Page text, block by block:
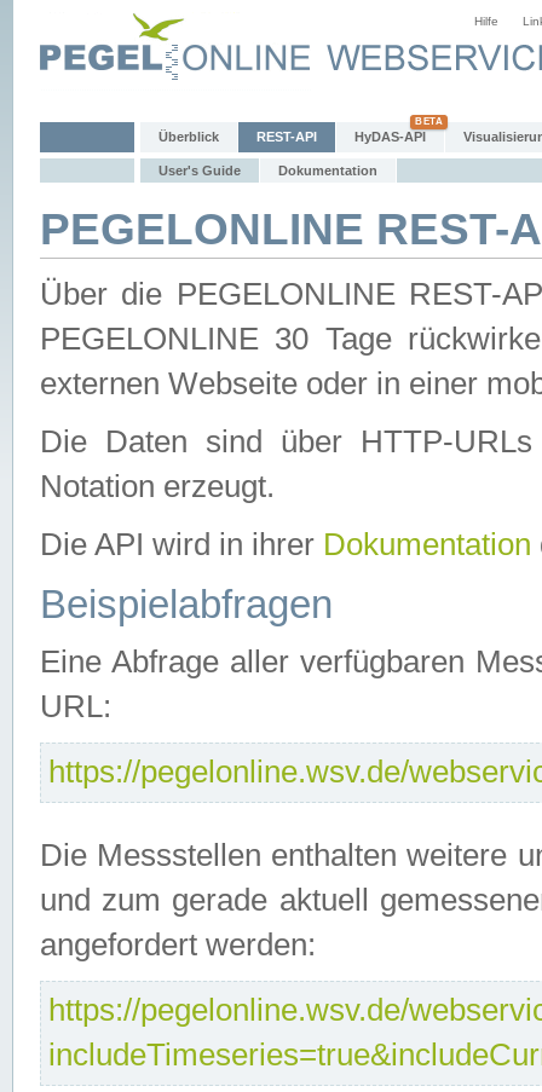
Hilfe
Überblick REST-API HyDAS-API
User's Guide Dokumentation
PEGELONLINE REST-
Über die PEGELONLINE REST-
PEGELONLINE 30 Tage
externen Webseite oder in einer
Die Daten sind über HTTP-
Notation erzeugt.
Die API wird in ihrer Dokumentation
Beispielabfragen
Eine Abfrage aller verfügbaren
URL:
https://pegelonline.wsv.de/
Die Messstellen enthalten weitere
und zum gerade aktuell
angefordert werden:
https://pegelonline.wsv.de/